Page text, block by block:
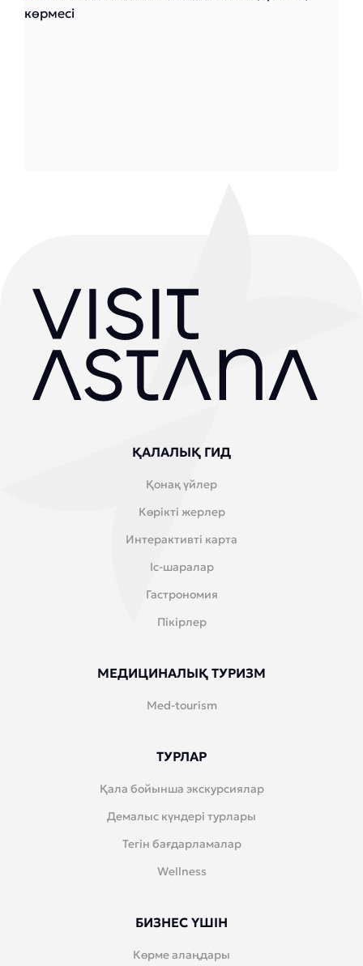
ҚАЛАЛЫҚ ГИД
Қонақ үйлер
Көрікті жерлер
Интерактивті карта
Іс-шаралар
Гастрономия
Пікірлер
МЕДИЦИНАЛЫҚ ТУРИЗМ
Med-tourism
ТУРЛАР
Қала бойынша экскурсиялар
Демалыс күндері турлары
Тегін бағдарламалар
Wellness
БИЗНЕС ҮШІН
Көрме алаңдары